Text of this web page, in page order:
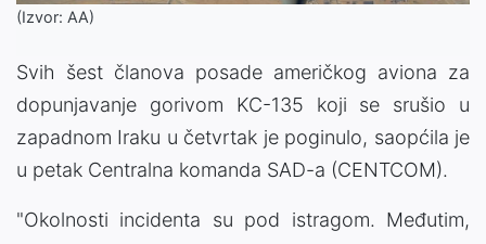
(Izvor: AA)
Svih šest članova posade američkog aviona za
dopunjavanje gorivom KC-135 koji se srušio u
zapadnom Iraku u četvrtak je poginulo, saopćila je
u petak Centralna komanda SAD-a (CENTCOM).
"Okolnosti incidenta su pod istragom. Međutim,